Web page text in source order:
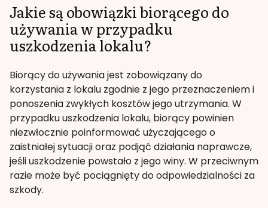
Jakie są obowiązki biorącego do
używania w przypadku
uszkodzenia lokalu?
Biorący do używania jest zobowiązany do
korzystania z lokalu zgodnie z jego przeznaczeniem i
ponoszenia zwykłych kosztów jego utrzymania. W
przypadku uszkodzenia lokalu, biorący powinien
niezwłocznie poinformować użyczającego o
zaistniałej sytuacji oraz podjąć działania naprawcze,
jeśli uszkodzenie powstało z jego winy. W przeciwnym
razie może być pociągnięty do odpowiedzialności za
szkody.